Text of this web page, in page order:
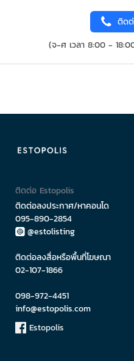
ติด
(จ-ศ เวลา 8:00 -
ติดต่อ Estopolis
ติดต่อลงประกาศ/หาคอนโด
095-890-2854
@estolisting
ติดต่อลงสื่อหรือพื้นที่โฆษณา
02-107-1866
098-972-4451
info@estopolis.com
Estopolis